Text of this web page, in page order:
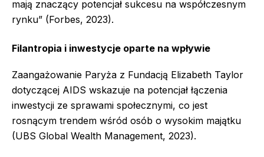
mają znaczący potencjał sukcesu na współczesnym
rynku” (Forbes, 2023).
Filantropia i inwestycje oparte na wpływie
Zaangażowanie Paryża z Fundacją Elizabeth Taylor
dotyczącej AIDS wskazuje na potencjał łączenia
inwestycji ze sprawami społecznymi, co jest
rosnącym trendem wśród osób o wysokim majątku
(UBS Global Wealth Management, 2023).